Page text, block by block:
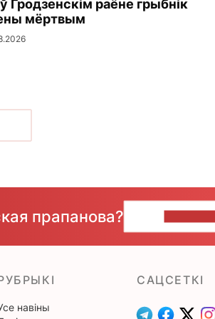
Гродзенскім раёне грыбнік
мёртвым
прапанова?
навіны
САЦСЕТКІ